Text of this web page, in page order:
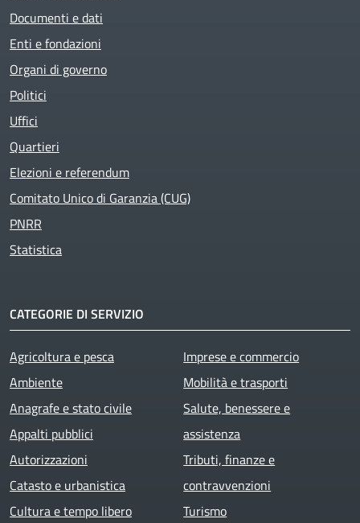
Documenti e dati
Enti e fondazioni
Organi di governo
Politici
Uffici
Quartieri
Elezioni e referendum
Comitato Unico di Garanzia (CUG)
PNRR
Statistica
CATEGORIE DI SERVIZIO
Agricoltura e pesca
Ambiente
Anagrafe e stato civile
Appalti pubblici
Autorizzazioni
Catasto e urbanistica
Cultura e tempo libero
Imprese e commercio
Mobilità e trasporti
Salute, benessere e
assistenza
Tributi, finanze e
contravvenzioni
Turismo